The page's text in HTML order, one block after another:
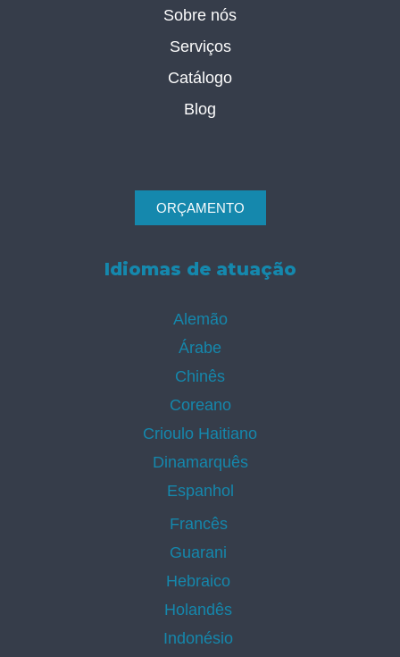
Sobre nós
Serviços
Catálogo
Blog
ORÇAMENTO
Idiomas de atuação
Alemão
Árabe
Chinês
Coreano
Crioulo Haitiano
Dinamarquês
Espanhol
Francês
Guarani
Hebraico
Holandês
Indonésio